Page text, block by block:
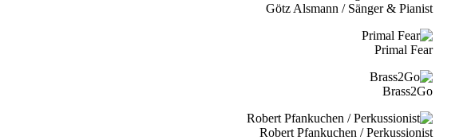
Götz Alsmann / Sänger & Pianist
Primal Fear
Brass2Go
Robert Pfankuchen / Perkussionist